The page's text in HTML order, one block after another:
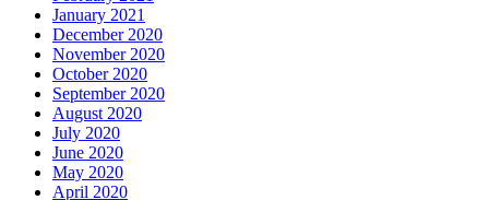
January 2021
December 2020
November 2020
October 2020
September 2020
August 2020
July 2020
June 2020
May 2020
April 2020